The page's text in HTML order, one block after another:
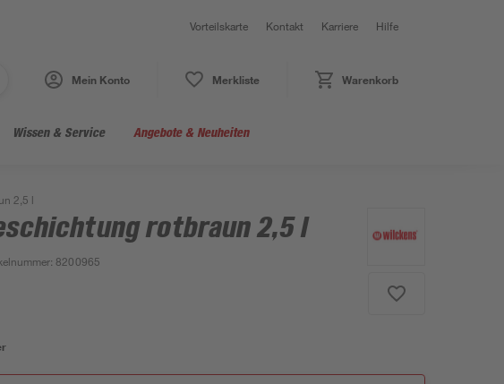
Vorteilskarte Kontakt Karriere Hilfe
Mein Konto Merkliste Warenkorb
Wissen & Service Angebote & Neuheiten
2,5 l
rotbraun 2,5 l
: 8200965